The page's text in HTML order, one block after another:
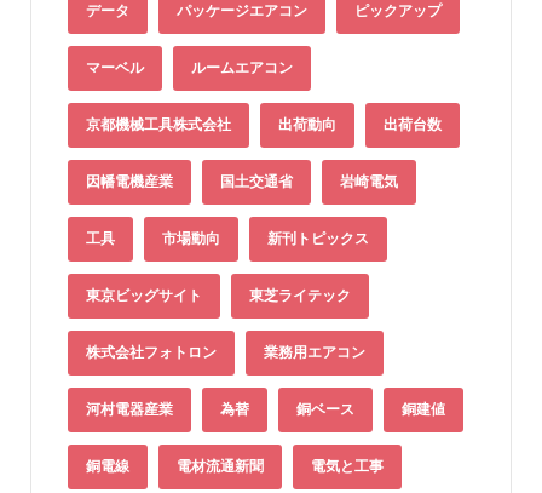
データ パッケージエアコン ピックアップ
マーベル ルームエアコン
京都機械工具株式会社 出荷動向 出荷台数
因幡電機産業 国土交通省 岩崎電気
工具 市場動向 新刊トピックス
東京ビッグサイト 東芝ライテック
株式会社フォトロン 業務用エアコン
河村電器産業 為替 銅ベース 銅建値
銅電線 電材流通新聞 電気と工事